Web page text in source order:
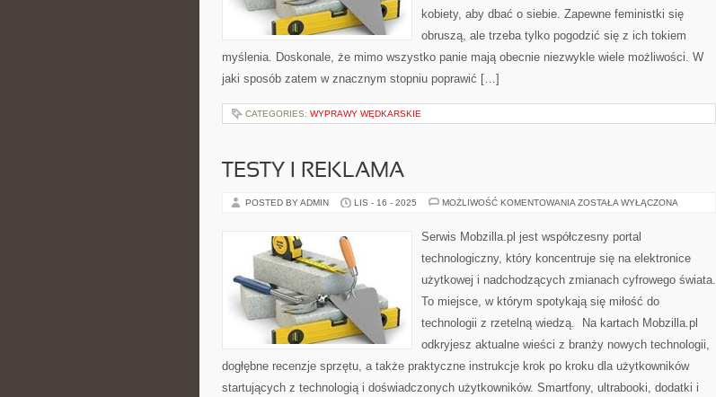
kobiety, aby dbać o siebie. Zapewne feministki się
obruszą, ale trzeba tylko pogodzić się z ich tokiem
myślenia. Doskonale, że mimo wszystko panie mają obecnie niezwykle wiele możliwości. W
jaki sposób zatem w znacznym stopniu poprawić […]
CATEGORIES: WYPRAWY WĘDKARSKIE
TESTY I REKLAMA
POSTED BY ADMIN LIS - 16 - 2025 MOŻLIWOŚĆ KOMENTOWANIA TESTY
ZOSTAŁA WYŁĄCZONA
Serwis Mobzilla.pl jest współczesny portal
technologiczny, który koncentruje się na elektronice
użytkowej i nadchodzących zmianach cyfrowego świata.
To miejsce, w którym spotykają się miłość do
technologii z rzetelną wiedzą. Na kartach Mobzilla.pl
odkryjesz aktualne wieści z branży nowych technologii,
dogłębne recenzje sprzętu, a także praktyczne instrukcje krok po kroku dla użytkowników
startujących z technologią i doświadczonych użytkowników. Smartfony, ultrabooki, dodatki i